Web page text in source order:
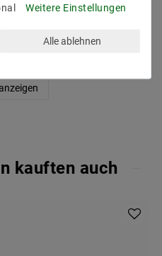
B03
7,00 €
kauften auch
Weitere Einstellungen
Alle ablehnen